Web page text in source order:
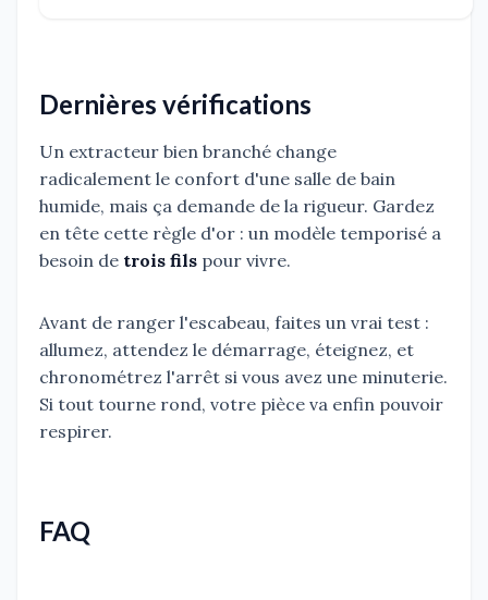
Dernières vérifications
Un extracteur bien branché change
radicalement le confort d'une salle de bain
humide, mais ça demande de la rigueur. Gardez
en tête cette règle d'or : un modèle temporisé a
besoin de trois fils pour vivre.
Avant de ranger l'escabeau, faites un vrai test :
allumez, attendez le démarrage, éteignez, et
chronométrez l'arrêt si vous avez une minuterie.
Si tout tourne rond, votre pièce va enfin pouvoir
respirer.
FAQ